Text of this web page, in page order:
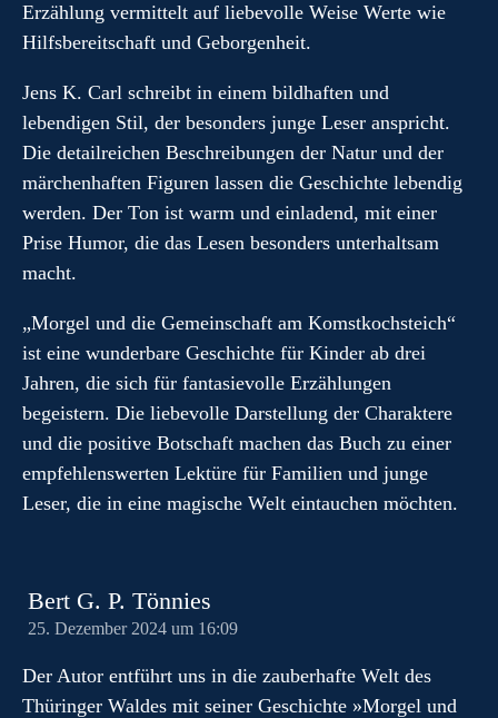
Erzählung vermittelt auf liebevolle Weise Werte wie
Hilfsbereitschaft und Geborgenheit.
Jens K. Carl schreibt in einem bildhaften und
lebendigen Stil, der besonders junge Leser anspricht.
Die detailreichen Beschreibungen der Natur und der
märchenhaften Figuren lassen die Geschichte lebendig
werden. Der Ton ist warm und einladend, mit einer
Prise Humor, die das Lesen besonders unterhaltsam
macht.
„Morgel und die Gemeinschaft am Komstkochsteich“
ist eine wunderbare Geschichte für Kinder ab drei
Jahren, die sich für fantasievolle Erzählungen
begeistern. Die liebevolle Darstellung der Charaktere
und die positive Botschaft machen das Buch zu einer
empfehlenswerten Lektüre für Familien und junge
Leser, die in eine magische Welt eintauchen möchten.
Bert G. P. Tönnies
25. Dezember 2024 um 16:09
Der Autor entführt uns in die zauberhafte Welt des
Thüringer Waldes mit seiner Geschichte »Morgel und